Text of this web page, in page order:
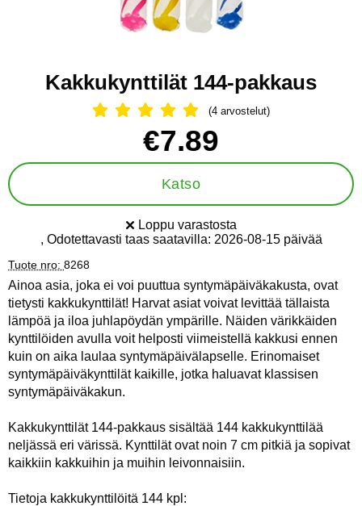
Kakkukynttilät 144-pakkaus
Arvostelu: 5 Tähdet, Ohita kaikki
(4 arvostelut)
hinta
€7.89
Katso
Saatavuus:
Loppu varastosta
, Odotettavasti taas saatavilla: 2026-08-15 päivää
Tuote nro: 8268
Ainoa asia, joka ei voi puuttua syntymäpäiväkakusta, ovat
tietysti kakkukynttilät! Harvat asiat voivat levittää tällaista
lämpöä ja iloa juhlapöydän ympärille. Näiden värikkäiden
kynttilöiden avulla voit helposti viimeistellä kakkusi ennen
kuin on aika laulaa syntymäpäivälapselle. Erinomaiset
syntymäpäiväkynttilät kaikille, jotka haluavat klassisen
syntymäpäiväkakun.
Kakkukynttilät 144-pakkaus sisältää 144 kakkukynttilää
neljässä eri värissä. Kynttilät ovat noin 7 cm pitkiä ja sopivat
kaikkiin kakkuihin ja muihin leivonnaisiin.
Tietoja kakkukynttilöitä 144 kpl: